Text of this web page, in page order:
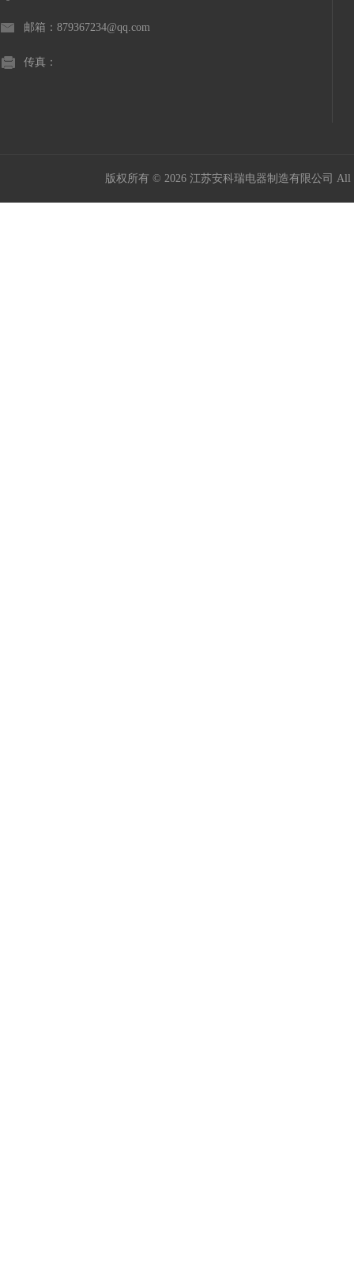
邮箱：879367234@qq.com
传真：
版权所有 © 2026 江苏安科瑞电器制造有限公司